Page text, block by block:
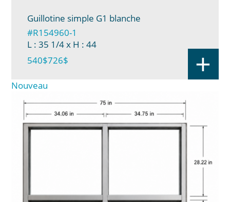
Guillotine simple G1 blanche
#R154960-1
L : 35 1/4x H : 44
540$726$ +
Nouveau